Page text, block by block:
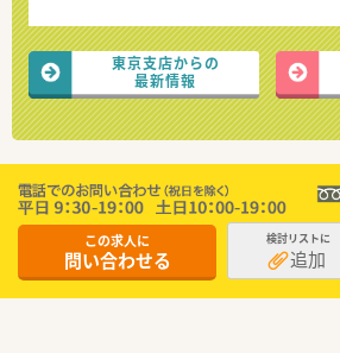
東京支店からの
最新情報
この求人に
問い合わせる
検討リストに
追加